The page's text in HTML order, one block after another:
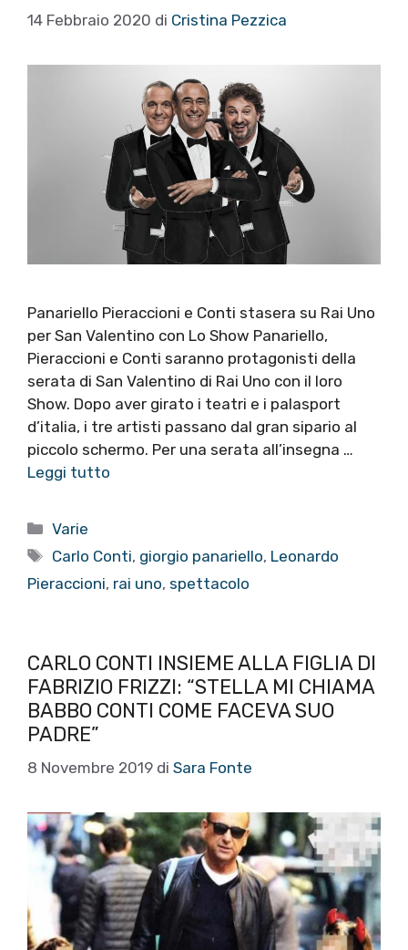
14 Febbraio 2020 di Cristina Pezzica
Panariello Pieraccioni e Conti stasera su Rai Uno
per San Valentino con Lo Show Panariello,
Pieraccioni e Conti saranno protagonisti della
serata di San Valentino di Rai Uno con il loro
Show. Dopo aver girato i teatri e i palasport
d’italia, i tre artisti passano dal gran sipario al
piccolo schermo. Per una serata all’insegna …
Leggi tutto
Categorie
Varie
Tag
Carlo Conti, giorgio panariello, Leonardo
Pieraccioni, rai uno, spettacolo
CARLO CONTI INSIEME ALLA FIGLIA DI
FABRIZIO FRIZZI: “STELLA MI CHIAMA
BABBO CONTI COME FACEVA SUO
PADRE”
8 Novembre 2019 di Sara Fonte